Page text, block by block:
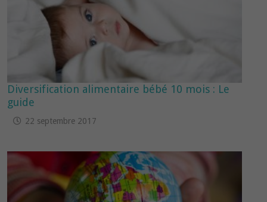
Diversification alimentaire bébé 10 mois : Le
guide
22 septembre 2017